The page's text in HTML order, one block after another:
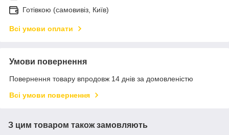
Готівкою (самовивіз, Київ)
Всі умови оплати
Умови повернення
Повернення товару впродовж 14 днів за домовленістю
Всі умови повернення
З цим товаром також замовляють